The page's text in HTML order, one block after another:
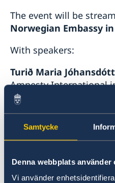
Samtycke
Denna webbplats använder
Vi använder
The event will be
Norwegian Embassy
With speakers:
Turið Maria
Amnesty
(Faroe Islands)
Icelandic Parliament
of Oslo, specialist in
Norwegian criminal